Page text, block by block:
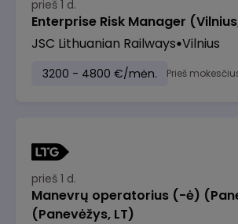
prieš 1 d.
Enterprise Risk Manager
JSC Lithuanian Railways Vilnius
3200 - 4800 €/mėn. Prieš
prieš 1 d.
Manevrų operatorius (-ė)
(Panevėžys, LT)